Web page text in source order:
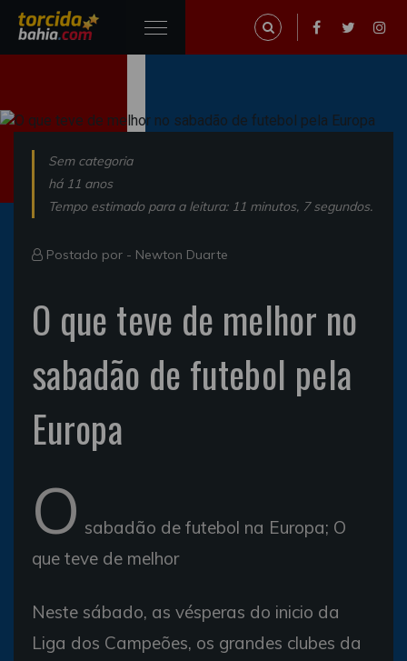
Sem categoria
há 11 anos
Tempo estimado para a leitura: 11 minutos, 7 segundos.
Postado por - Newton Duarte
O que teve de melhor no
sabadão de futebol pela
Europa
O sabadão de futebol na Europa; O
que teve de melhor
Neste sábado, as vésperas do inicio da
Liga dos Campeões, os grandes clubes da